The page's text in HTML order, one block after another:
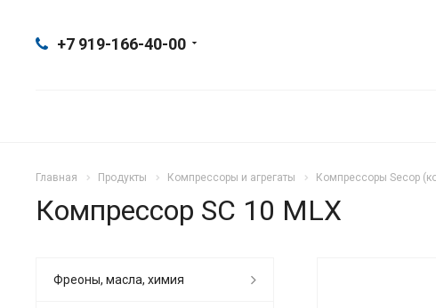
+7 919-166-40-00
Главная Продукты Компрессоры и агрегаты Компрессоры Secop
Компрессор SC 10 MLX
Фреоны, масла, химия